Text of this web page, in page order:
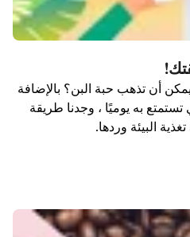
أن تذهب حبة البن؟ بالإضافة
به يوميًا ، وجدنا طريقة
البيئة وردها.